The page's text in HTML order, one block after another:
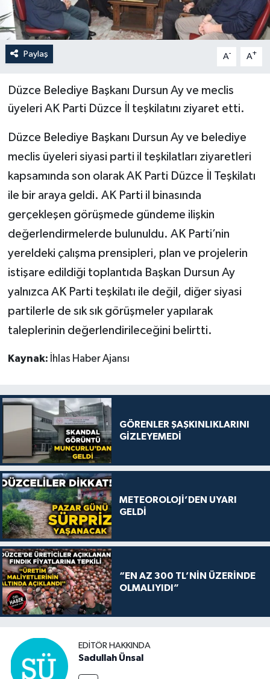
Paylaş A- A+
Düzce Belediye Başkanı Dursun Ay ve meclis
üyeleri AK Parti Düzce İl teşkilatını ziyaret etti.
Düzce Belediye Başkanı Dursun Ay ve belediye
meclis üyeleri siyasi parti il teşkilatları ziyaretleri
kapsamında son olarak AK Parti Düzce İl Teşkilatı
ile bir araya geldi. AK Parti il binasında
gerçekleşen görüşmede gündeme ilişkin
değerlendirmelerde bulunuldu. AK Parti’nin
yereldeki çalışma prensipleri, plan ve projelerin
istişare edildiği toplantıda Başkan Dursun Ay
yalnızca AK Parti teşkilatı ile değil, diğer siyasi
partilerle de sık sık görüşmeler yapılarak
taleplerinin değerlendirileceğini belirtti.
Kaynak: İhlas Haber Ajansı
GÖRENLER ŞAŞKINLIKLARINI
GİZLEYEMEDİ
METEOROLOJİ’DEN UYARI
GELDİ
“EN AZ 300 TL’NİN ÜZERİNDE
OLMALIYIDI”
EDITÖR HAKKINDA
Sadullah Ünsal